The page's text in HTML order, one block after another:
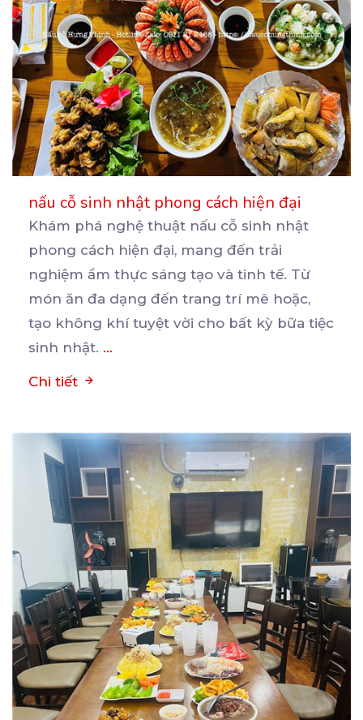
nấu cỗ sinh nhật phong cách hiện đại
Khám phá nghệ thuật nấu cỗ sinh nhật
phong cách hiện đại, mang đến trải
nghiệm ẩm thực sáng tạo và tinh tế. Từ
món ăn đa dạng đến trang trí mê hoặc,
tạo không khí tuyệt vời cho bất kỳ bữa tiệc
sinh nhật. ...
Chi tiết